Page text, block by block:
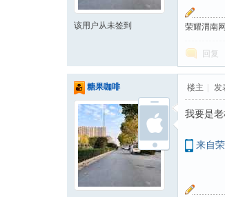
该用户从未签到 荣耀渭南
回复
糖果咖啡 楼主 发
我要是
来自